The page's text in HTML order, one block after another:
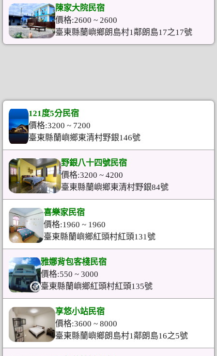
陳家大院民宿
價格:2600 ~ 2600
臺東縣蘭嶼鄉朗島村1鄰朗島17之17號
121度5分民宿
價格:3200 ~ 7200
臺東縣蘭嶼鄉東清村野銀146號
野銀八十四號民宿
價格:3200 ~ 4200
臺東縣蘭嶼鄉東清村野銀84號
喜樂家民宿
價格:1960 ~ 1960
臺東縣蘭嶼鄉紅頭村紅頭131號
雅娜背包客棧民宿
價格:550 ~ 3000
臺東縣蘭嶼鄉紅頭村紅頭135號
享悠小站民宿
價格:3600 ~ 8000
臺東縣蘭嶼鄉朗島村1鄰朗島16之5號